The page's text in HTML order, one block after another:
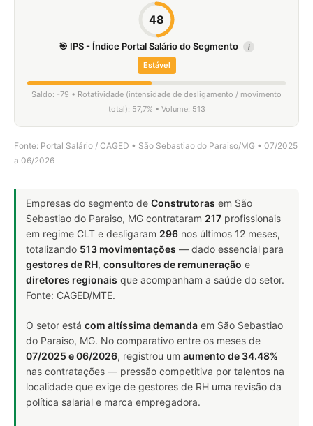
48
🎯 IPS - Índice Portal Salário do Segmento i
Estável
Saldo: -79 • Rotatividade (intensidade de desligamento / movimento
total): 57,7% • Volume: 513
Fonte: Portal Salário / CAGED • São Sebastiao do Paraiso/MG • 07/2025
a 06/2026
Empresas do segmento de Construtoras em São
Sebastiao do Paraiso, MG contrataram 217 profissionais
em regime CLT e desligaram 296 nos últimos 12 meses,
totalizando 513 movimentações — dado essencial para
gestores de RH, consultores de remuneração e
diretores regionais que acompanham a saúde do setor.
Fonte: CAGED/MTE.
O setor está com altíssima demanda em São Sebastiao
do Paraiso, MG. No comparativo entre os meses de
07/2025 e 06/2026, registrou um aumento de 34.48%
nas contratações — pressão competitiva por talentos na
localidade que exige de gestores de RH uma revisão da
política salarial e marca empregadora.